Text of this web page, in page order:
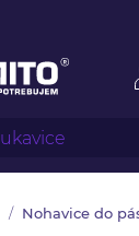
Nohavice do